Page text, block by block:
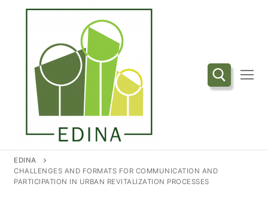
Przejdź
Szukaj:
EDINA
CHALLENGES AND FORMATS FOR COMMUNICATION AND
PARTICIPATION IN URBAN REVITALIZATION PROCESSES